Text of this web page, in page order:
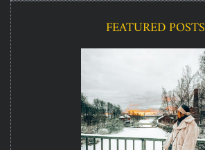
FEATURED POSTS